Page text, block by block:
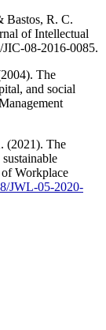
Bastos, R. C.
of Intellectual
08-2016-0085.
The
and social
(2021). The
Workplace
JWL-05-2020-